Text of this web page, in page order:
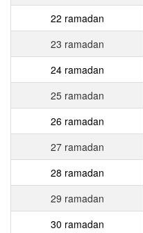
22 ramadan
23 ramadan
24 ramadan
25 ramadan
26 ramadan
27 ramadan
28 ramadan
29 ramadan
30 ramadan